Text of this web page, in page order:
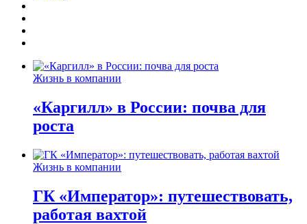
Жизнь в компании
«Каргилл» в России: почва для
роста
Жизнь в компании
ГК «Император»: путешествовать,
работая вахтой